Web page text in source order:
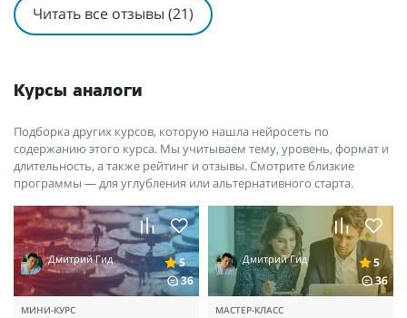
Читать все отзывы (21)
Курсы аналоги
Подборка других курсов, которую нашла нейросеть по
содержанию этого курса. Мы учитываем тему, уровень, формат и
длительность, а также рейтинг и отзывы. Смотрите близкие
программы — для углубления или альтернативного старта.
Дмитрий Гид
5
36
МИНИ-КУРС
Дмитрий Гид
5
36
МАСТЕР-КЛАСС